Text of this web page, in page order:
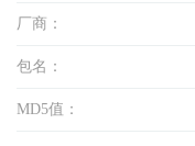
厂商：
包名：
MD5值：